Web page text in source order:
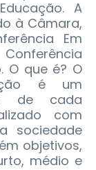
A
à Câmara,
Em
O que é? O
é um
de cada
com
sociedade
objetivos,
médio e